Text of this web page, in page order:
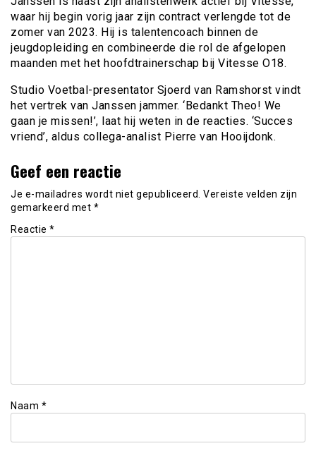
waar hij begin vorig jaar zijn contract verlengde tot de
zomer van 2023. Hij is talentencoach binnen de
jeugdopleiding en combineerde die rol de afgelopen
maanden met het hoofdtrainerschap bij Vitesse O18.
Studio Voetbal-presentator Sjoerd van Ramshorst vindt
het vertrek van Janssen jammer. ‘Bedankt Theo! We
gaan je missen!’, laat hij weten in de reacties. ‘Succes
vriend’, aldus collega-analist Pierre van Hooijdonk.
Geef een reactie
Je e-mailadres wordt niet gepubliceerd. Vereiste velden zijn
gemarkeerd met *
Reactie *
Naam *